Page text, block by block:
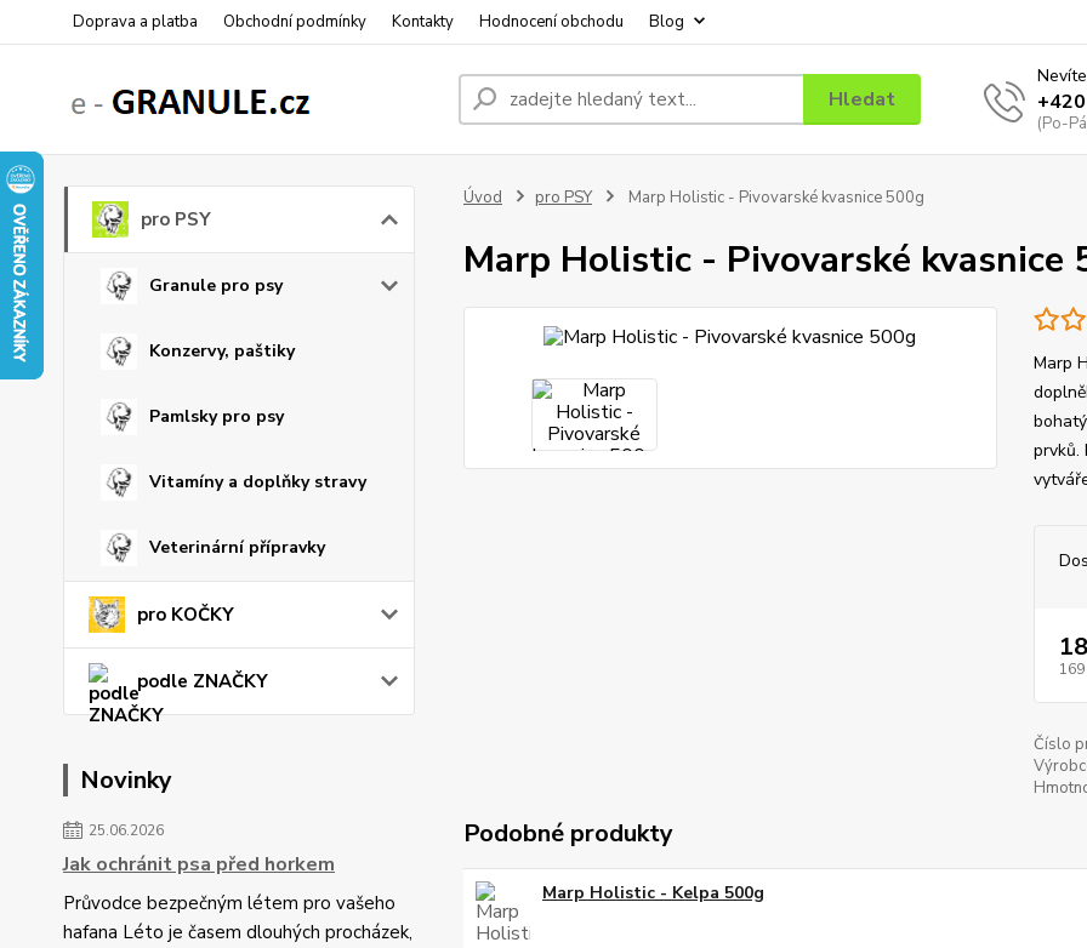
Doprava a platba Obchodní podmínky Kontakty Hodnocení obchodu Blog
Hledat
(Po-
pro PSY
Granule pro psy
Konzervy, paštiky
Pamlsky pro psy
Vitamíny a doplňky stravy
Veterinární přípravky
pro KOČKY
podle ZNAČKY
Novinky
25.06.2026
Jak ochránit psa před horkem
Průvodce bezpečným létem pro vašeho
hafana Léto je časem dlouhých procházek,
Úvod pro PSY Marp Holistic - Pivovarské kvasnice 500g
Marp Holistic - Pivovarské kvasnice
Marp
prvků.
169
Číslo
Podobné produkty
Marp Holistic - Kelpa 500g